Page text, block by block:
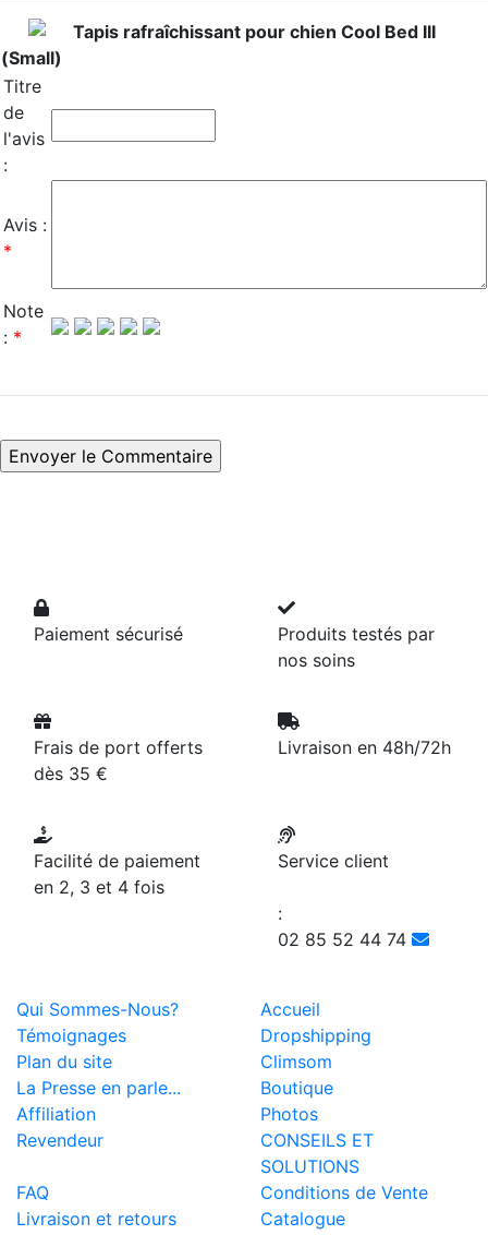
Tapis rafraîchissant pour chien Cool Bed III
(Small)
Titre
de
l'avis
:
Avis :
*
Note
: *
Paiement sécurisé
Produits testés par
nos soins
Frais de port offerts
dès 35 €
Livraison en 48h/72h
Facilité de paiement
en 2, 3 et 4 fois
Service client
:
02 85 52 44 74
Qui Sommes-Nous?
Accueil
Témoignages
Dropshipping
Plan du site
Climsom
La Presse en parle...
Boutique
Affiliation
Photos
Revendeur
CONSEILS ET
SOLUTIONS
FAQ
Conditions de Vente
Livraison et retours
Catalogue